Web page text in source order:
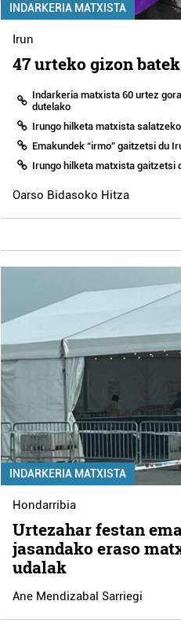
INDARKERIA MATXISTA
Irun
47 urteko gizon
Indarkeria matxista 60 urtez
dutelako
Irungo hilketa matxista
Emakundek “irmo” gaitzetsi du
Irungo hilketa matxista gaitzetsi
Oarso Bidasoko Hitza
INDARKERIA MATXISTA
Hondarribia
Urtezahar festan
jasandako eraso
udalak
Ane Mendizabal Sarriegi